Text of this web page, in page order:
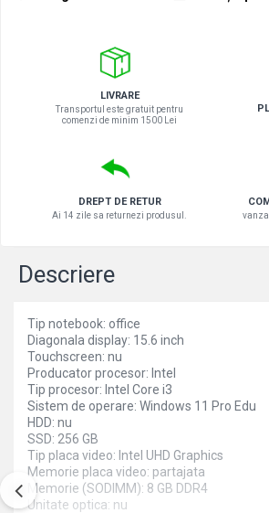
LIVRARE
Transportul este gratuit pentru
comenzi de minim 1500 Lei
DREPT DE RETUR
Ai 14 zile sa returnezi produsul.
Descriere
Tip notebook: office
Diagonala display: 15.6 inch
Touchscreen: nu
Producator procesor: Intel
Tip procesor: Intel Core i3
Sistem de operare: Windows 11 Pro Edu
HDD: nu
SSD: 256 GB
Tip placa video: Intel UHD Graphics
Memorie placa video: partajata
Memorie (SODIMM): 8 GB DDR4
Unitate optica: nu